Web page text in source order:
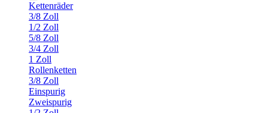
Kettenräder
3/8 Zoll
1/2 Zoll
5/8 Zoll
3/4 Zoll
1 Zoll
Rollenketten
3/8 Zoll
Einspurig
Zweispurig